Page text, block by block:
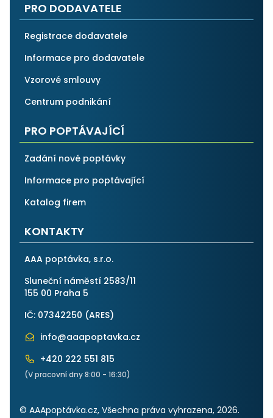
PRO DODAVATELE
Registrace dodavatele
Informace pro dodavatele
Vzorové smlouvy
Centrum podnikání
PRO POPTÁVAJÍCÍ
Zadání nové poptávky
Informace pro poptávající
Katalog firem
KONTAKTY
AAA poptávka, s.r.o.
Sluneční náměstí 2583/11
155 00 Praha 5
IČ: 07342250 (ARES)
info@aaapoptavka.cz
+420 222 551 815
(V pracovní dny 8:00 - 16:30)
© AAApoptávka.cz, Všechna práva vyhrazena, 2026.